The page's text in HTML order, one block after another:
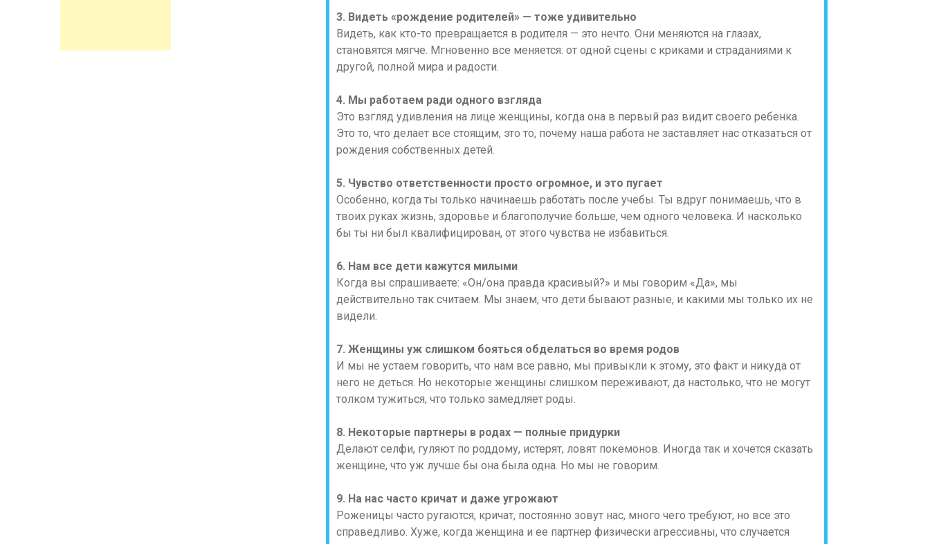
3. Видеть «рождение родителей» — тоже удивительно
Видеть, как кто-то превращается в родителя — это нечто. Они меняются на глазах,
становятся мягче. Мгновенно все меняется: от одной сцены с криками и страданиями к
другой, полной мира и радости.
4. Мы работаем ради одного взгляда
Это взгляд удивления на лице женщины, когда она в первый раз видит своего ребенка.
Это то, что делает все стоящим, это то, почему наша работа не заставляет нас отказаться от
рождения собственных детей.
5. Чувство ответственности просто огромное, и это пугает
Особенно, когда ты только начинаешь работать после учебы. Ты вдруг понимаешь, что в
твоих руках жизнь, здоровье и благополучие больше, чем одного человека. И насколько
бы ты ни был квалифицирован, от этого чувства не избавиться.
6. Нам все дети кажутся милыми
Когда вы спрашиваете: «Он/она правда красивый?» и мы говорим «Да», мы
действительно так считаем. Мы знаем, что дети бывают разные, и какими мы только их не
видели.
7. Женщины уж слишком бояться обделаться во время родов
И мы не устаем говорить, что нам все равно, мы привыкли к этому, это факт и никуда от
него не деться. Но некоторые женщины слишком переживают, да настолько, что не могут
толком тужиться, что только замедляет роды.
8. Некоторые партнеры в родах — полные придурки
Делают селфи, гуляют по роддому, истерят, ловят покемонов. Иногда так и хочется сказать
женщине, что уж лучше бы она была одна. Но мы не говорим.
9. На нас часто кричат и даже угрожают
Роженицы часто ругаются, кричат, постоянно зовут нас, много чего требуют, но все это
справедливо. Хуже, когда женщина и ее партнер физически агрессивны, что случается